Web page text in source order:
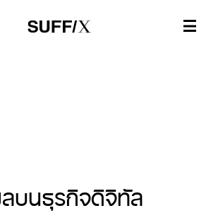
บนธุรกิจดิจิทัล